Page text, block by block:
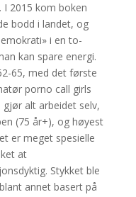
I 2015 kom boken
bodd i landet, og
i en to-
kan spare energi.
65, med det første
porno call girls
alt arbeidet selv,
(75 år+), og høyest
er meget spesielle
at
Stykket ble
annet basert på